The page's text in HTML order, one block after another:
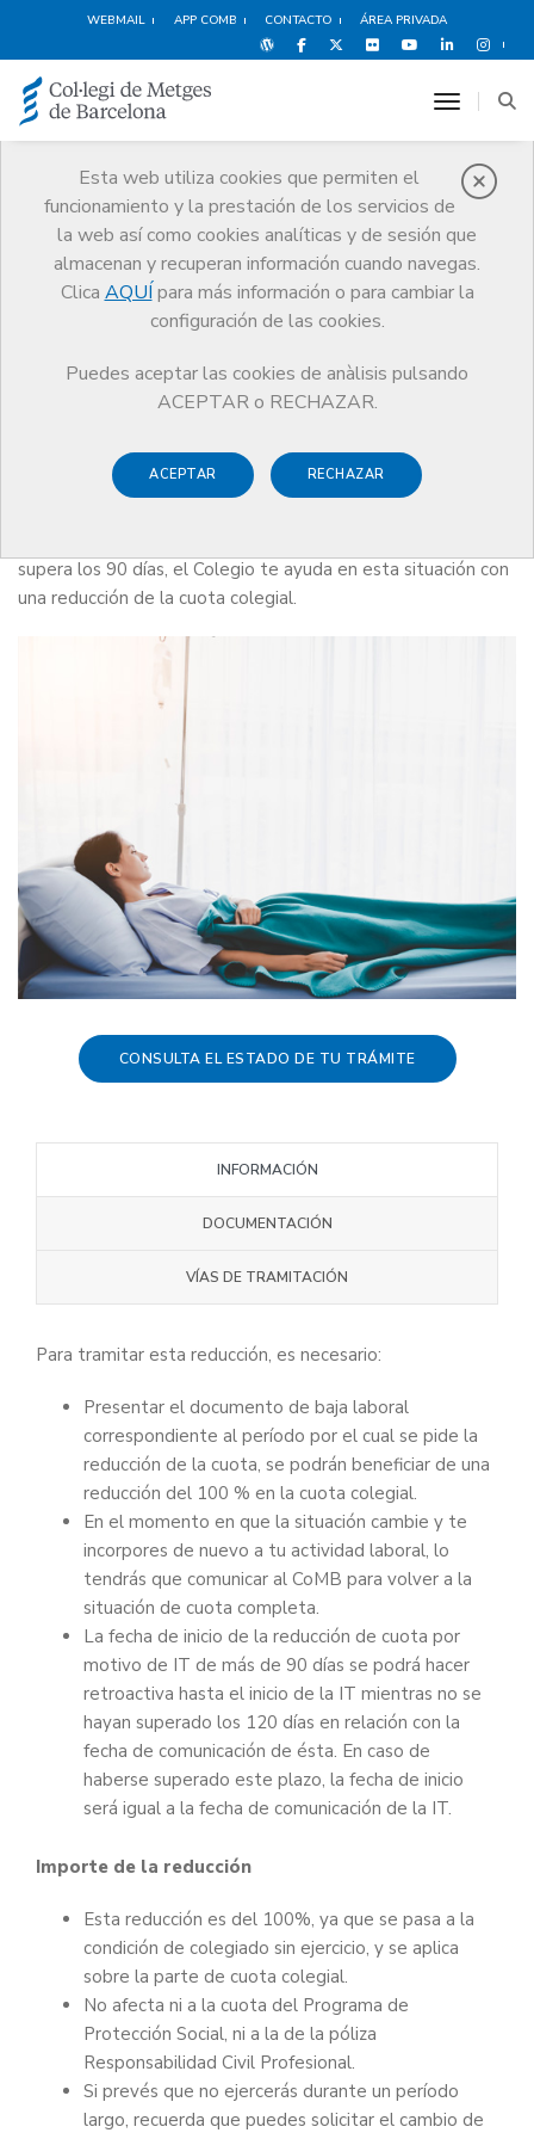
WEBMAIL APP COMB CONTACTO ÁREA PRIVADA
Esta web utiliza cookies que permiten el
funcionamiento y la prestación de los servicios de
la web así como cookies analíticas y de sesión que
almacenan y recuperan información cuando navegas.
Clica AQUÍ para más información o para cambiar la
configuración de las cookies.
Puedes aceptar las cookies de anàlisis pulsando
ACEPTAR o RECHAZAR.
ACEPTAR RECHAZAR
toggle
Médicos
Trámites Incapacidad Temporal superior a 90 días
Incapacidad Temporal
superior a 90 días
supera los 90 días, el Colegio te ayuda en esta situación con
una reducción de la cuota colegial.
CONSULTA EL ESTADO DE TU TRÁMITE
INFORMACIÓN
DOCUMENTACIÓN
VÍAS DE TRAMITACIÓN
Para tramitar esta reducción, es necesario:
Presentar el documento de baja laboral
correspondiente al período por el cual se pide la
reducción de la cuota, se podrán beneficiar de una
reducción del 100 % en la cuota colegial.
En el momento en que la situación cambie y te
incorpores de nuevo a tu actividad laboral, lo
tendrás que comunicar al CoMB para volver a la
situación de cuota completa.
La fecha de inicio de la reducción de cuota por
motivo de IT de más de 90 días se podrá hacer
retroactiva hasta el inicio de la IT mientras no se
hayan superado los 120 días en relación con la
fecha de comunicación de ésta. En caso de
haberse superado este plazo, la fecha de inicio
será igual a la fecha de comunicación de la IT.
Importe de la reducción
Esta reducción es del 100%, ya que se pasa a la
condición de colegiado sin ejercicio, y se aplica
sobre la parte de cuota colegial.
No afecta ni a la cuota del Programa de
Protección Social, ni a la de la póliza
Responsabilidad Civil Profesional.
Si prevés que no ejercerás durante un período
largo, recuerda que puedes solicitar el cambio de